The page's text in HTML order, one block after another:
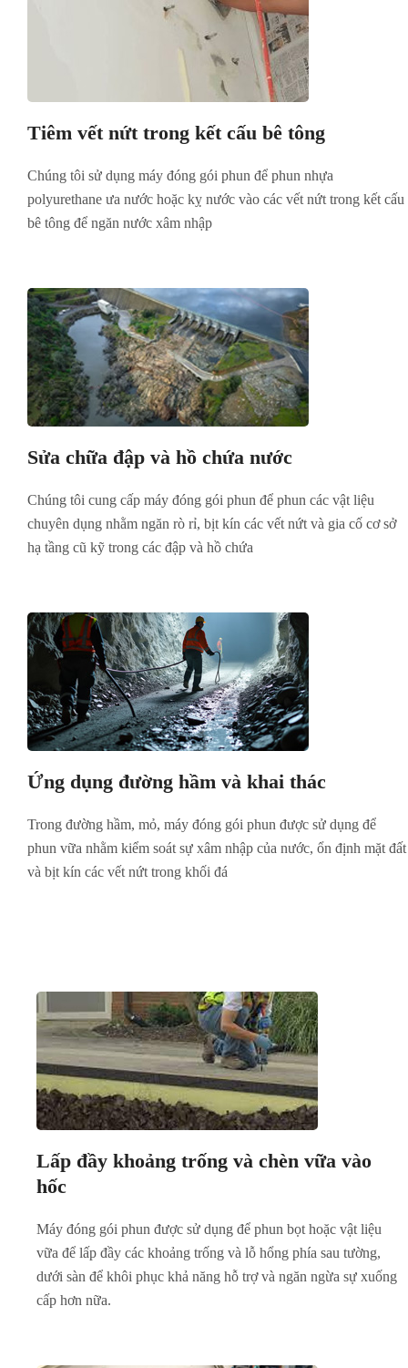
Tiêm vết nứt trong kết cấu bê tông
Chúng tôi sử dụng máy đóng gói phun để phun nhựa
polyurethane ưa nước hoặc kỵ nước vào các vết nứt trong kết cấu
bê tông để ngăn nước xâm nhập
Sửa chữa đập và hồ chứa nước
Chúng tôi cung cấp máy đóng gói phun để phun các vật liệu
chuyên dụng nhằm ngăn rò rỉ, bịt kín các vết nứt và gia cố cơ sở
hạ tầng cũ kỹ trong các đập và hồ chứa
Ứng dụng đường hầm và khai thác
Trong đường hầm, mỏ, máy đóng gói phun được sử dụng để
phun vữa nhằm kiểm soát sự xâm nhập của nước, ổn định mặt đất
và bịt kín các vết nứt trong khối đá
Lấp đầy khoảng trống và chèn vữa vào
hốc
Máy đóng gói phun được sử dụng để phun bọt hoặc vật liệu
vữa để lấp đầy các khoảng trống và lỗ hổng phía sau tường,
dưới sàn để khôi phục khả năng hỗ trợ và ngăn ngừa sự xuống
cấp hơn nữa.